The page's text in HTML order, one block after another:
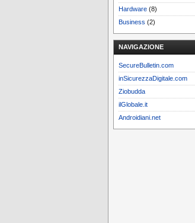
Hardware (8)
Business (2)
NAVIGAZIONE
SecureBulletin.com
inSicurezzaDigitale.com
Ziobudda
ilGlobale.it
Androidiani.net